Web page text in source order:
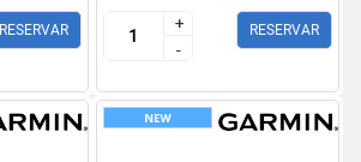
RESERVAR
+
-
+
-
RESERVAR